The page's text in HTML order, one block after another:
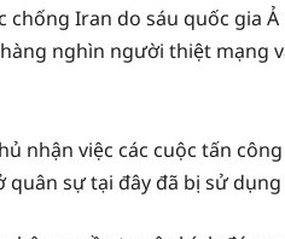
Iran do sáu quốc gia Ả
nghìn người thiệt mạng
nhận việc các cuộc tấn
sự tại đây đã bị sử